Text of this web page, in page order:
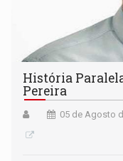
História
Pereira
05 de Agosto